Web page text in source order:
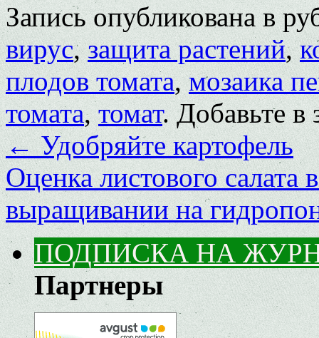
Запись опубликована в
вирус,защита растений,
плодов томата,мозаика
томата,томат. Добавьте в
←Удобряйте картофель
Оценка листового
выращивании на
ПОДПИСКА НА
Партнеры